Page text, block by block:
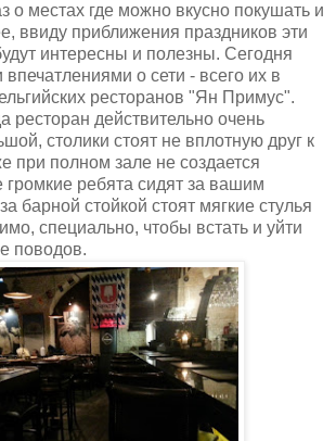
о местах где можно вкусно покушать и
ввиду приближения праздников эти
интересны и полезны. Сегодня
о сети - всего их в
ресторанов "Ян Примус".
ресторан действительно очень
столики стоят не вплотную друг к
при полном зале не создается
ребята сидят за вашим
барной стойкой стоят мягкие стулья
специально, чтобы встать и уйти
поводов.